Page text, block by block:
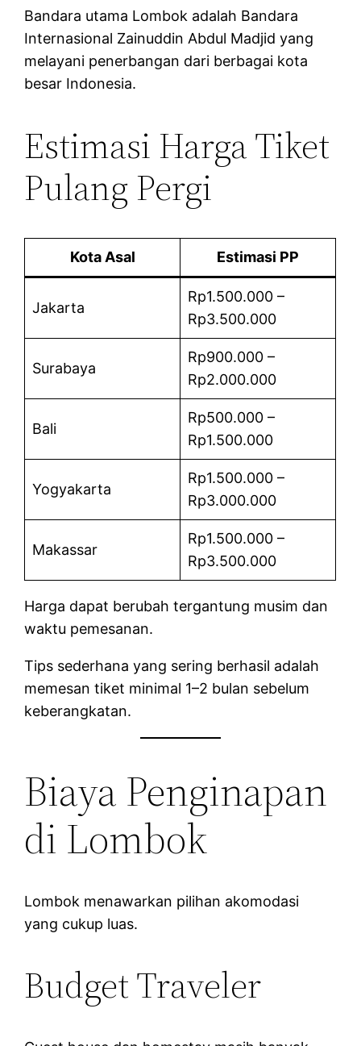
Bandara utama Lombok adalah Bandara
Internasional Zainuddin Abdul Madjid yang
melayani penerbangan dari berbagai kota
besar Indonesia.
Estimasi Harga Tiket
Pulang Pergi
Kota Asal Estimasi PP
Jakarta
Rp1.500.000 –
Rp3.500.000
Surabaya
Rp900.000 –
Rp2.000.000
Bali
Rp500.000 –
Rp1.500.000
Yogyakarta
Rp1.500.000 –
Rp3.000.000
Makassar
Rp1.500.000 –
Rp3.500.000
Harga dapat berubah tergantung musim dan
waktu pemesanan.
Tips sederhana yang sering berhasil adalah
memesan tiket minimal 1–2 bulan sebelum
keberangkatan.
Biaya Penginapan
di Lombok
Lombok menawarkan pilihan akomodasi
yang cukup luas.
Budget Traveler